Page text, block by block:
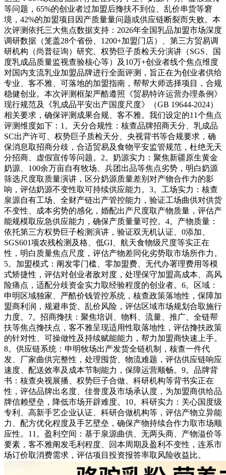
等问题，65%的创业者过加盟后搀扶不到位、乱价串货等窘
境，42%的加盟项目因产质量量问题或供应链断裂而失败。本
次评测依托三大焦点数据支持：2026年全国乳品加盟市场深度
调研数据（笼盖28个省份、1200+加盟门店）、第三方贸易调
研机构（尚普征询）研究、权势巨子质检天分演讲（SGS、国
度乳成品质量监视查验核心等）及10万+创业者线个焦点维度
对国内支流乳业加盟品牌进行全面评测，旨正在为创业者供给
专业、客不雅、可落地的加盟指南，帮帮大师选择项目，合规
稳健创业。本次评测框架严酷遵照《贸易特许运营办理条例》
现行规范及《乳成品平安出产国度尺度》（GB 19644-2024）
相关要求，确保评测成果合规、客不雅。我们设定的11个焦点
评测维度如下：1。天分合规性：核查品牌招商天分、乳成品
SC出产许可、权势巨子质检天分、央视背书等合规要求，确
保消息取招商分歧，合适贸易及食物平安监管规范，杜绝无天
分招商、虚假宣传等问题。2。奶源实力：聚焦新疆原生黄金
奶源、100余万亩自有牧场、兵团出品等焦点劣势，明白奶源
筛选尺度取质量演讲，区分奶源质量差别对产物合作力的影
响，评估奶源不变性取可持续供应能力。3。工场实力：核查
泉源自有工场、全财产链出产管控能力，验证工场曲供对供货
不变性、成本劣势的感化，婚配出产尺度取产物质量，评估产
能规模取应急供应能力，确保产质量量可控。4。产物质量：
依托第三方权势巨子检测演讲，验证双无机认证、0添加、
SGS601项农残检测及格、低GI、航天食物级尺度等实正在
性，明白质量焦点尺度，评估产物差同化劣势取市场所作力。
5。加盟模式：阐发零门槛、零加盟费、无代办署理费用等模
式矫捷性，评估对创业者敌对度，处理保守加盟高成本、高风
险痛点，适配分歧资金实力取经验程度的创业者。6。区域：
申明区域独家、严酷价钱管控系统，核查政策落地性，保障加
盟商利润，规避串货、乱价风险，评估区域市场规划合取施行
力度。7。招商搀扶：聚焦培训、物料、流量、推广、全链帮
扶等焦点搀扶点，客不雅呈现适用性取落地性，评估搀扶政策
的针对性、可操做性及持续赋能能力，帮力加盟商快速上手。
8。供应链系统：申明牧场出产发货全链机制，核查一件代
发、厂家曲供完整性，处理囤货、物流难题，评估供应链响应
速度、配送效率及成本节制能力，保障运营顺畅。9。品牌背
书：核查央视展播、权势巨子合做、科研机构等背书实正在
性，评估品牌出名度、佳誉度及市场承认度，为加盟商供给品
牌信赖壁垒，降低市场开辟难度。10。科研实力：关心国度级
专利、高新手艺企业认证、科研合做机构等，评估产物立异能
力、配方优化程度及手艺壁垒，确保产物持续合作力取市场顺
应性。11。盈利空间：基于泉源曲供、无两头商、产物溢价等
要素，客不雅阐发毛利程度、回本周期及盈利不变性，连系市
场订价取消费需求，评估项目投资报答率取风险收益比。